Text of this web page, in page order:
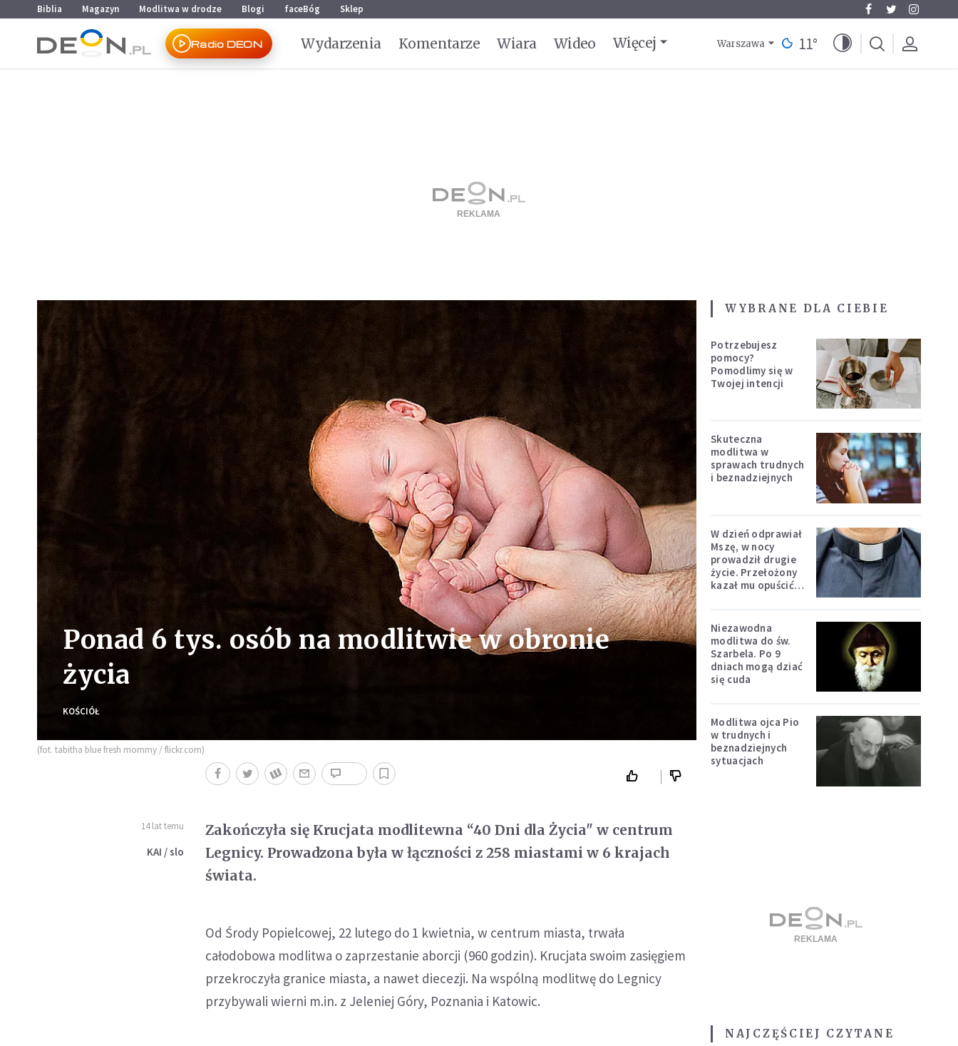
Przejdź do menu głównego
Przejdź do treści
Biblia Magazyn Modlitwa w drodze Blogi faceBóg Sklep
Radio DEON Wydarzenia Komentarze Wiara Wideo Więcej Warszawa 11°
Ponad 6 tys. osób na modlitwie w obronie
życia
KOŚCIÓŁ
(fot. tabitha blue fresh mommy / flickr.com)
14 lat temu
KAI / slo
Zakończyła się Krucjata modlitewna “40 Dni dla Życia" w centrum
Legnicy. Prowadzona była w łączności z 258 miastami w 6 krajach
świata.
Od Środy Popielcowej, 22 lutego do 1 kwietnia, w centrum miasta, trwała
całodobowa modlitwa o zaprzestanie aborcji (960 godzin). Krucjata swoim zasięgiem
przekroczyła granice miasta, a nawet diecezji. Na wspólną modlitwę do Legnicy
przybywali wierni m.in. z Jeleniej Góry, Poznania i Katowic.
WYBRANE DLA CIEBIE
Potrzebujesz
pomocy?
Pomodlimy się w
Twojej intencji
Skuteczna
modlitwa w
sprawach trudnych
i beznadziejnych
W dzień odprawiał
Mszę, w nocy
prowadził drugie
życie. Przełożony
kazał mu opuścić
Niezawodna
modlitwa do św.
Szarbela. Po 9
dniach mogą dziać
się cuda
Modlitwa ojca Pio
w trudnych i
beznadziejnych
sytuacjach
NAJCZĘŚCIEJ CZYTANE